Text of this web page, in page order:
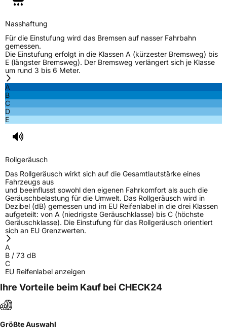
Nasshaftung
Für die Einstufung wird das Bremsen auf nasser Fahrbahn
gemessen.
Die Einstufung erfolgt in die Klassen A (kürzester Bremsweg) bis
E (längster Bremsweg). Der Bremsweg verlängert sich je Klasse
um rund 3 bis 6 Meter.
A
B
C
D
E
Rollgeräusch
Das Rollgeräusch wirkt sich auf die Gesamtlautstärke eines
Fahrzeugs aus
und beeinflusst sowohl den eigenen Fahrkomfort als auch die
Geräuschbelastung für die Umwelt. Das Rollgeräusch wird in
Dezibel (dB) gemessen und im EU Reifenlabel in die drei Klassen
aufgeteilt: von A (niedrigste Geräuschklasse) bis C (höchste
Geräuschklasse). Die Einstufung für das Rollgeräusch orientiert
sich an EU Grenzwerten.
A
B / 73 dB
C
EU Reifenlabel anzeigen
Ihre Vorteile beim Kauf bei CHECK24
Größte Auswahl